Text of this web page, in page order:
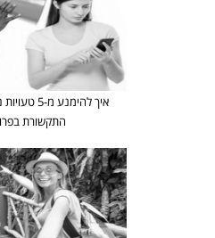
איך להימנע
התקשורת